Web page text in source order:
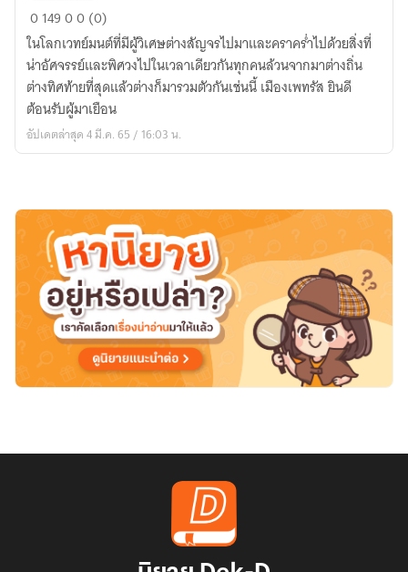
PATRAS
มหานคร
พิศวง
014900 (0)
ในโลกเวทย์มนต์ที่มีผู้วิเศษต่างสัญจรไปมาและคราคร่ำไปด้วยสิ่งที่
น่าอัศจรรย์และพิศวงไปในเวลาเดียวกันทุกคนล้วนจากมาต่างถิ่น
ต่างทิศท้ายที่สุดแล้วต่างก็มารวมตัวกันเช่นนี้ เมืองเพทรัส ยินดี
ต้อนรับผู้มาเยือน
อัปเดตล่าสุด 4 มี.ค. 65 / 16:03 น.